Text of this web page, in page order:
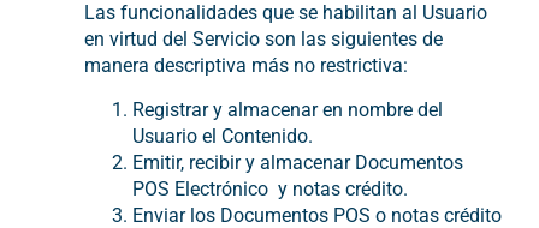
Las funcionalidades que se habilitan al Usuario
en virtud del Servicio son las siguientes de
manera descriptiva más no restrictiva:
Registrar y almacenar en nombre del
Usuario el Contenido.
Emitir, recibir y almacenar Documentos
POS Electrónico y notas crédito.
Enviar los Documentos POS o notas crédito